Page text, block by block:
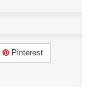
Pinterest